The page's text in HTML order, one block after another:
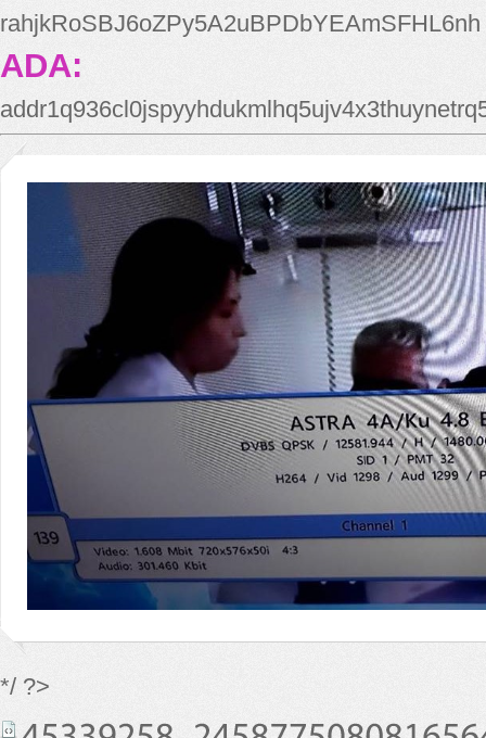
rahjkRoSBJ6oZPy5A2uBPDbYEAmSFHL6nh
ADA:
*/ ?>